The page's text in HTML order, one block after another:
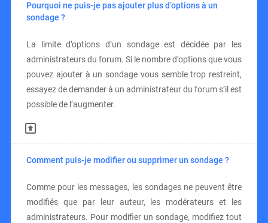
Pourquoi ne puis-je pas ajouter plus d’options à un
sondage ?
La limite d’options d’un sondage est décidée par les
administrateurs du forum. Si le nombre d’options que vous
pouvez ajouter à un sondage vous semble trop restreint,
essayez de demander à un administrateur du forum s’il est
possible de l’augmenter.
Comment puis-je modifier ou supprimer un sondage ?
Comme pour les messages, les sondages ne peuvent être
modifiés que par leur auteur, les modérateurs et les
administrateurs. Pour modifier un sondage, modifiez tout